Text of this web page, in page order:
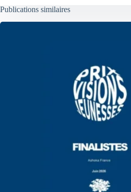
Publications similaires